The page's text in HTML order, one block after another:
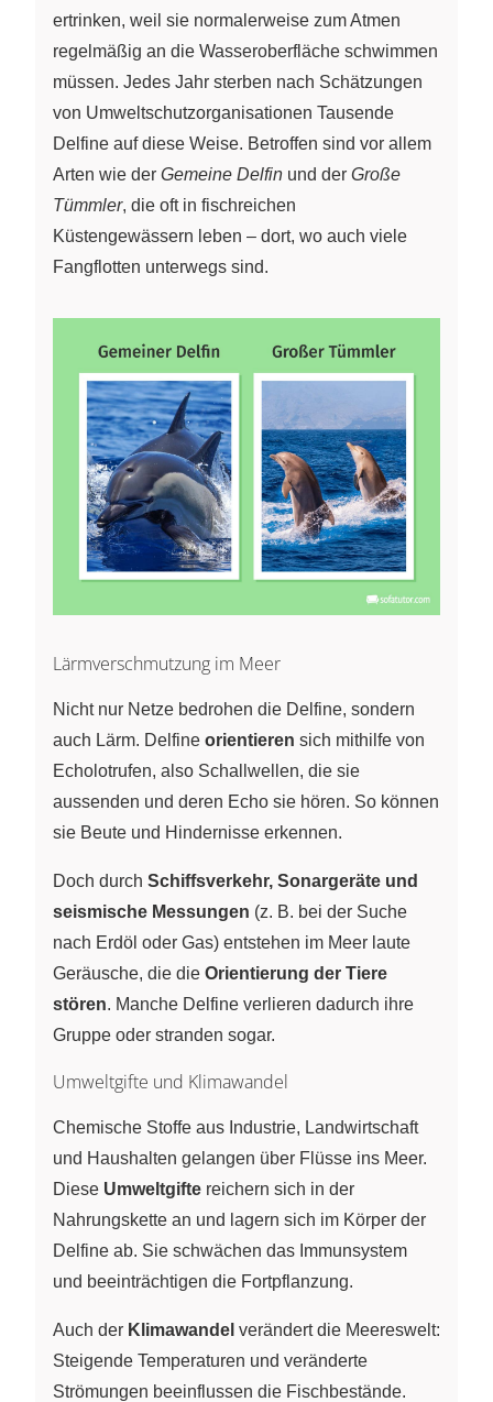
ertrinken, weil sie normalerweise zum Atmen
regelmäßig an die Wasseroberfläche schwimmen
müssen. Jedes Jahr sterben nach Schätzungen
von Umweltschutzorganisationen Tausende
Delfine auf diese Weise. Betroffen sind vor allem
Arten wie der Gemeine Delfin und der Große
Tümmler, die oft in fischreichen
Küstengewässern leben – dort, wo auch viele
Fangflotten unterwegs sind.
Lärmverschmutzung im Meer
Nicht nur Netze bedrohen die Delfine, sondern
auch Lärm. Delfine orientieren sich mithilfe von
Echolotrufen, also Schallwellen, die sie
aussenden und deren Echo sie hören. So können
sie Beute und Hindernisse erkennen.
Doch durch Schiffsverkehr, Sonargeräte und
seismische Messungen (z. B. bei der Suche
nach Erdöl oder Gas) entstehen im Meer laute
Geräusche, die die Orientierung der Tiere
stören. Manche Delfine verlieren dadurch ihre
Gruppe oder stranden sogar.
Umweltgifte und Klimawandel
Chemische Stoffe aus Industrie, Landwirtschaft
und Haushalten gelangen über Flüsse ins Meer.
Diese Umweltgifte reichern sich in der
Nahrungskette an und lagern sich im Körper der
Delfine ab. Sie schwächen das Immunsystem
und beeinträchtigen die Fortpflanzung.
Auch der Klimawandel verändert die Meereswelt:
Steigende Temperaturen und veränderte
Strömungen beeinflussen die Fischbestände.